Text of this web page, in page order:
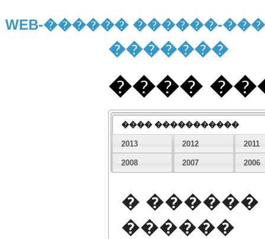
WEB-������ ������-
�������
����
���� �����������
2013 2012 2011
2008 2007 2006
�
������